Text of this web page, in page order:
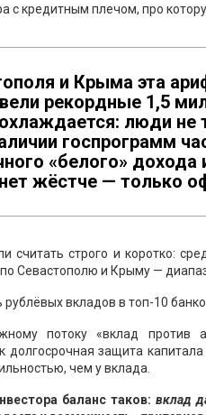
с кредитным плечом, про
и Крыма эта
рекордные 1,5
охлаждается: люди
госпрограмм
«белого»
жёстче — только
считать строго и коротко:
Севастополю и Крыму —
вкладов в топ-10
потоку «вклад против
долгосрочная защита
чем у вклада.
баланс таков: вклад